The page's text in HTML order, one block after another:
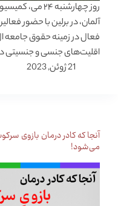
روز چهارشنبه
آلمان، در برلین با حضور
فعال در زمینه حقوق جامعه
اقلیت‌های جنسی و جنسیتی
21 ژوئن, 2023
آنجا که کادر درمان بازوی
می‌شود!